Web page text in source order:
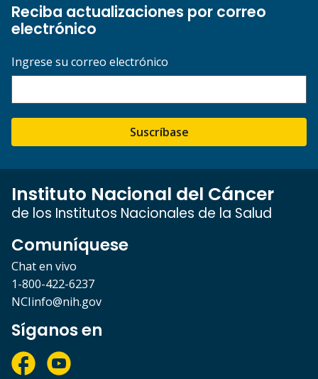
Reciba actualizaciones por correo
electrónico
Ingrese su correo electrónico
Suscríbase
Instituto Nacional del Cáncer
de los Institutos Nacionales de la Salud
Comuníquese
Chat en vivo
1-800-422-6237
NCIinfo@nih.gov
Síganos en